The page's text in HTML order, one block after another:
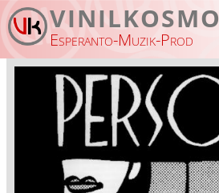
Skip to main content
VINILKOSMO
Esperanto-Muzik-Prod